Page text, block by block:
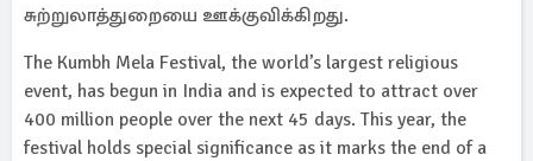
சுற்றுலாத்துறையை ஊக்குவிக்கிறது.
The Kumbh Mela Festival, the world’s largest religious
event, has begun in India and is expected to attract over
400 million people over the next 45 days. This year, the
festival holds special significance as it marks the end of a